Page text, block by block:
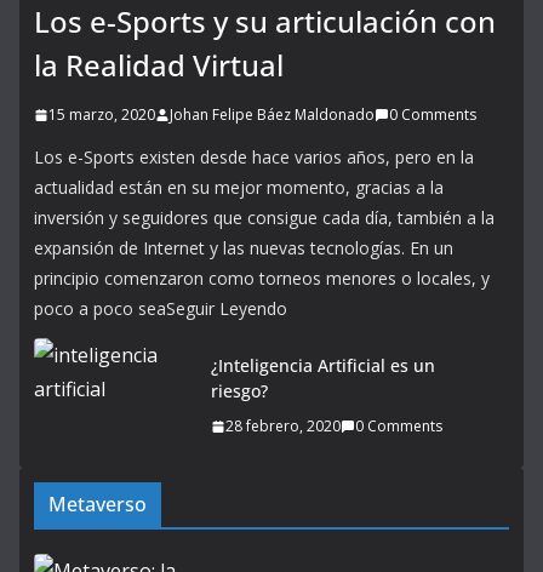
Los e-Sports y su articulación con
la Realidad Virtual
15 marzo, 2020 Johan Felipe Báez Maldonado 0 Comments
Los e-Sports existen desde hace varios años, pero en la
actualidad están en su mejor momento, gracias a la
inversión y seguidores que consigue cada día, también a la
expansión de Internet y las nuevas tecnologías. En un
principio comenzaron como torneos menores o locales, y
poco a poco seaSeguir Leyendo
¿Inteligencia Artificial es un
riesgo?
28 febrero, 2020 0 Comments
Metaverso